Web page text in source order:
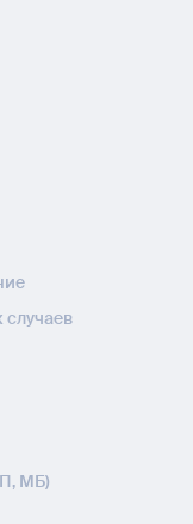
случаев
МБ)